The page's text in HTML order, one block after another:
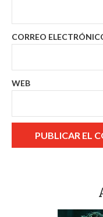
CORREO
WEB